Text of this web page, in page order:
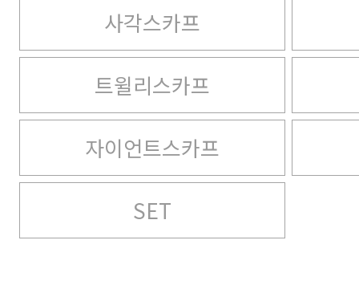
사각스카프
트윌리스카프
자이언트스카프
SET